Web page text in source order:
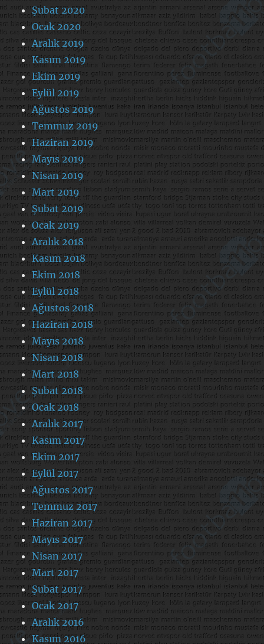
Şubat 2020
Ocak 2020
Aralık 2019
Kasım 2019
Ekim 2019
Eylül 2019
Ağustos 2019
Temmuz 2019
Haziran 2019
Mayıs 2019
Nisan 2019
Mart 2019
Şubat 2019
Ocak 2019
Aralık 2018
Kasım 2018
Ekim 2018
Eylül 2018
Ağustos 2018
Haziran 2018
Mayıs 2018
Nisan 2018
Mart 2018
Şubat 2018
Ocak 2018
Aralık 2017
Kasım 2017
Ekim 2017
Eylül 2017
Ağustos 2017
Temmuz 2017
Haziran 2017
Mayıs 2017
Nisan 2017
Mart 2017
Şubat 2017
Ocak 2017
Aralık 2016
Kasım 2016